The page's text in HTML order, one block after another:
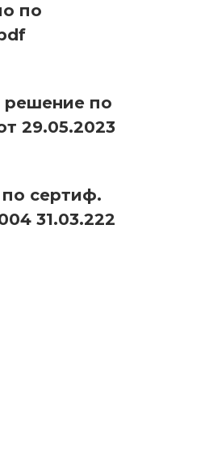
по
решение по
29.05.2023
сертиф.
31.03.222